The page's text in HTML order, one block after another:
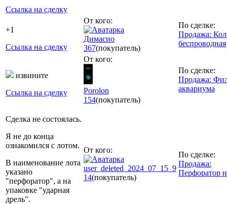
Ссылка на сделку
+1
Ссылка на сделку
От кого:
Димасио
367(покупатель)
По сделке:
Продажа:
беспроводная
извините
Ссылка на сделку
От кого:
Porolon
154(покупатель)
По сделке:
Продажа:
аквариума
Сделка не состоялась.
Я не до конца
ознакомился с лотом.
В наименование лота
указано
"перфоратор", а на
упаковке "ударная
дрель".
От кого:
user_deleted_2024_07_15_9
14(покупатель)
По сделке:
Продажа:
Перфоратор